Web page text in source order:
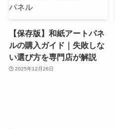
【保存版】和紙アートパネ
ルの購入ガイド｜失敗しな
い選び方を専門店が解説
2025年12月26日